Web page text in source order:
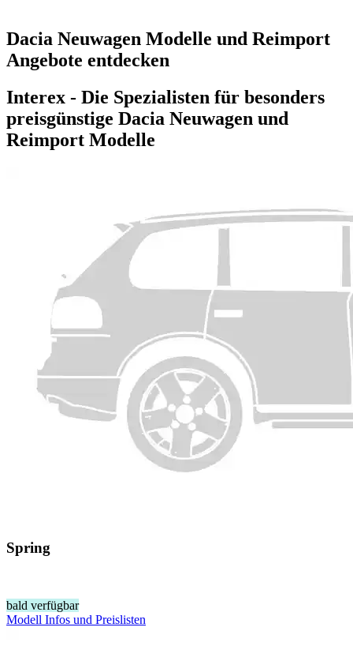
Dacia Neuwagen Modelle und Reimport
Angebote entdecken
Interex - Die Spezialisten für besonders
preisgünstige Dacia Neuwagen und
Reimport Modelle
Spring
bald verfügbar
Modell Infos und Preislisten